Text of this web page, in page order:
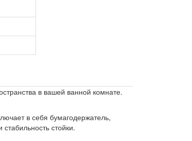
в вашей ванной комнате.
в себя бумагодержатель,
стойки.